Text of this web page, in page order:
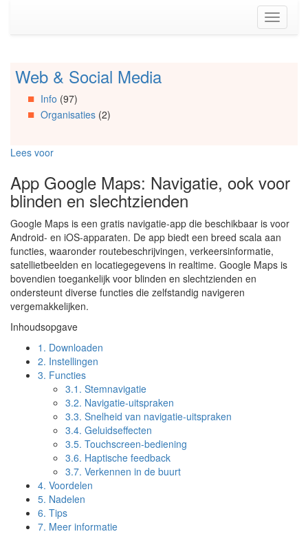
(Accesskey
Toggle
Spring
Artikels
Spring
Spring
Organisaties
Spring
Social
media
Web & Social Media
Info (97)
Organisaties(2)
Lees voor
App Google Maps: Navigatie, ook voor
blinden en slechtzienden
Google Maps is een gratis navigatie-app die beschikbaar is voor
Android- en iOS-apparaten. De app biedt een breed scala aan
functies, waaronder routebeschrijvingen, verkeersinformatie,
satellietbeelden en locatiegegevens in realtime. Google Maps is
bovendien toegankelijk voor blinden en slechtzienden en
ondersteunt diverse functies die zelfstandig navigeren
vergemakkelijken.
Inhoudsopgave
1. Downloaden
2. Instellingen
3. Functies
3.1. Stemnavigatie
3.2. Navigatie-uitspraken
3.3. Snelheid van navigatie-uitspraken
3.4. Geluidseffecten
3.5. Touchscreen-bediening
3.6. Haptische feedback
3.7. Verkennen in de buurt
4. Voordelen
5. Nadelen
6. Tips
7. Meer informatie